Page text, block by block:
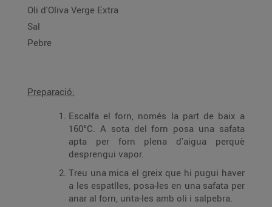
Oli d'Oliva Verge Extra
Sal
Pebre
Preparació:
Escalfa el forn, només la part de baix a
160°C. A sota del forn posa una safata
apta per forn plena d'aigua perquè
desprengui vapor.
Treu una mica el greix que hi pugui haver
a les espatlles, posa-les en una safata per
anar al forn, unta-les amb oli i salpebra.